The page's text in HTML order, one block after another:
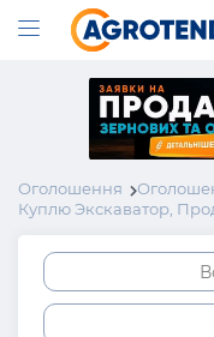
Оголошення
Куплю Экскаватор,